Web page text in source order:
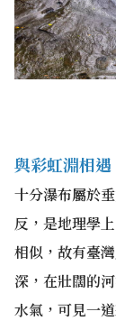
與彩虹淵相遇
十分瀑布屬於
反，是地理學
相似，故有臺
深，在壯闊的
水氣，可見一